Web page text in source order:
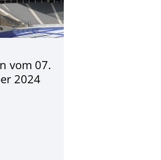
vom 07.
2024